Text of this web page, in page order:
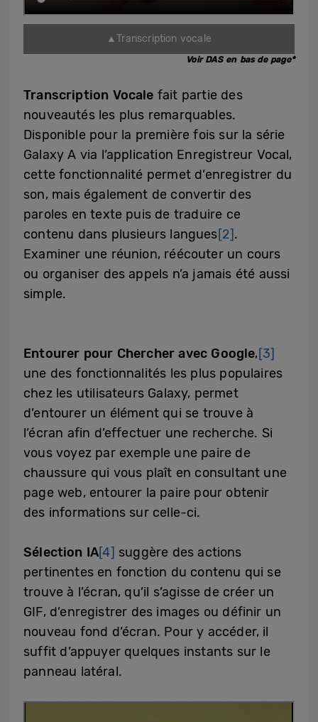
▲Transcription vocale
Voir DAS en bas de page*
Transcription Vocale fait partie des
nouveautés les plus remarquables.
Disponible pour la première fois sur la série
Galaxy A via l’application Enregistreur Vocal,
cette fonctionnalité permet d’enregistrer du
son, mais également de convertir des
paroles en texte puis de traduire ce
contenu dans plusieurs langues[2].
Examiner une réunion, réécouter un cours
ou organiser des appels n’a jamais été aussi
simple.
Entourer pour Chercher avec Google,[3]
une des fonctionnalités les plus populaires
chez les utilisateurs Galaxy, permet
d’entourer un élément qui se trouve à
l’écran afin d’effectuer une recherche. Si
vous voyez par exemple une paire de
chaussure qui vous plaît en consultant une
page web, entourer la paire pour obtenir
des informations sur celle-ci.
Sélection IA[4] suggère des actions
pertinentes en fonction du contenu qui se
trouve à l’écran, qu’il s’agisse de créer un
GIF, d’enregistrer des images ou définir un
nouveau fond d’écran. Pour y accéder, il
suffit d’appuyer quelques instants sur le
panneau latéral.